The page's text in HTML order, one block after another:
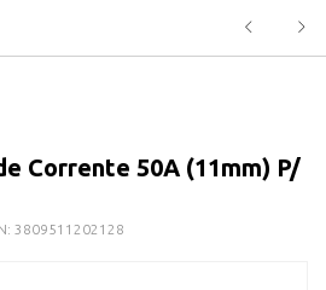
Corrente 50A (11mm) P/
3809511202128